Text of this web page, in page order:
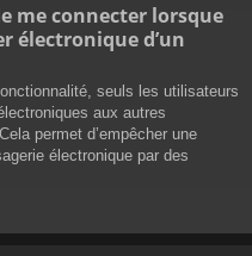
me connecter lorsque
électronique d’un
seuls les utilisateurs
aux autres
permet d’empêcher une
électronique par des